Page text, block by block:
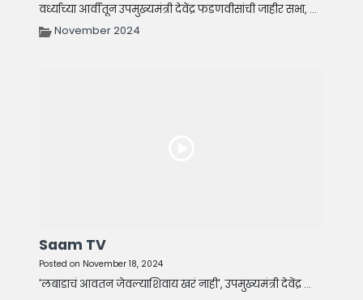
वर्ध्याच्या आर्वीतून उपमुख्यमंत्री देवेंद्र फडणवीसांची जाहीर सभा, ...
November 2024
Saam TV
Posted on November 18, 2024
'लबाडाचं आवतन जेवल्याशिवाय खरं नाही', उपमुख्यमंत्री देवेंद्र ...